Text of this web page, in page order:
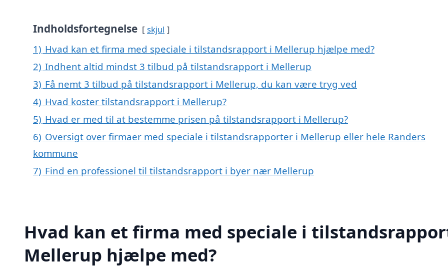
Indholdsfortegnelse skjul
1) Hvad kan et firma med speciale i tilstandsrapport i Mellerup hjælpe med?
2) Indhent altid mindst 3 tilbud på tilstandsrapport i Mellerup
3) Få nemt 3 tilbud på tilstandsrapport i Mellerup, du kan være tryg ved
4) Hvad koster tilstandsrapport i Mellerup?
5) Hvad er med til at bestemme prisen på tilstandsrapport i Mellerup?
6) Oversigt over firmaer med speciale i tilstandsrapporter i Mellerup eller hele Randers
kommune
7) Find en professionel til tilstandsrapport i byer nær Mellerup
Hvad kan et firma med speciale i
Mellerup hjælpe med?